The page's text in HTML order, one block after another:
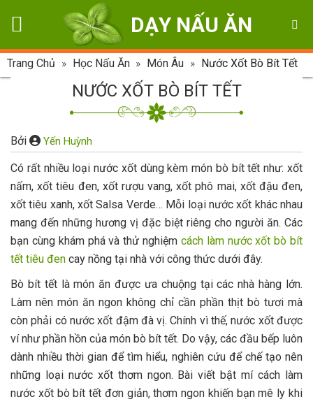
DẠY NẤU ĂN
Trang Chủ » Học Nấu Ăn » Món Âu » Nước Xốt Bò Bít Tết
NƯỚC XỐT BÒ BÍT TẾT
Bởi Yến Huỳnh
Có rất nhiều loại nước xốt dùng kèm món bò bít tết như: xốt
nấm, xốt tiêu đen, xốt rượu vang, xốt phô mai, xốt đậu đen,
xốt tiêu xanh, xốt Salsa Verde… Mỗi loại nước xốt khác nhau
mang đến những hương vị đặc biệt riêng cho người ăn. Các
bạn cùng khám phá và thử nghiệm cách làm nước xốt bò bít
tết tiêu đen cay nồng tại nhà với công thức dưới đây.
Bò bít tết là món ăn được ưa chuộng tại các nhà hàng lớn.
Làm nên món ăn ngon không chỉ cần phần thịt bò tươi mà
còn phải có nước xốt đậm đà vị. Chính vì thế, nước xốt được
ví như phần hồn của món bò bít tết. Do vậy, các đầu bếp luôn
dành nhiều thời gian để tìm hiểu, nghiên cứu để chế tạo nên
những loại nước xốt thơm ngon. Bài viết bật mí cách làm
nước xốt bò bít tết đơn giản, thơm ngon khiến bạn mê ly khi